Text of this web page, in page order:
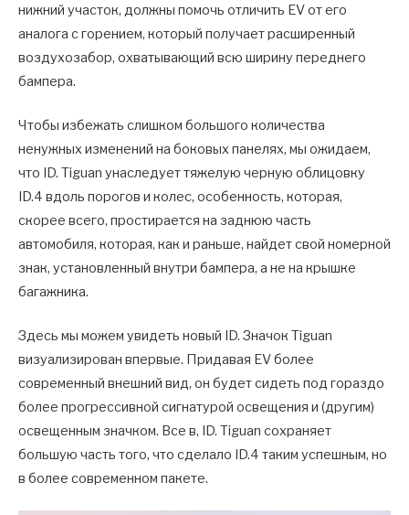
нижний участок, должны помочь отличить EV от его
аналога с горением, который получает расширенный
воздухозабор, охватывающий всю ширину переднего
бампера.
Чтобы избежать слишком большого количества
ненужных изменений на боковых панелях, мы ожидаем,
что ID. Tiguan унаследует тяжелую черную облицовку
ID.4 вдоль порогов и колес, особенность, которая,
скорее всего, простирается на заднюю часть
автомобиля, которая, как и раньше, найдет свой номерной
знак, установленный внутри бампера, а не на крышке
багажника.
Здесь мы можем увидеть новый ID. Значок Tiguan
визуализирован впервые. Придавая EV более
современный внешний вид, он будет сидеть под гораздо
более прогрессивной сигнатурой освещения и (другим)
освещенным значком. Все в, ID. Tiguan сохраняет
большую часть того, что сделало ID.4 таким успешным, но
в более современном пакете.